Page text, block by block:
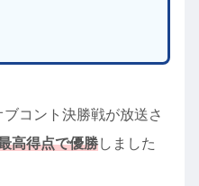
コント決勝戦が放送さ
高得点で優勝しました